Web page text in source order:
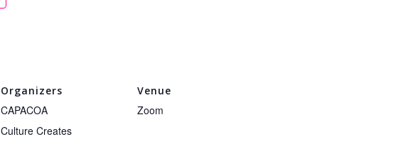
Organizers
CAPACOA
Culture Creates
Venue
Zoom